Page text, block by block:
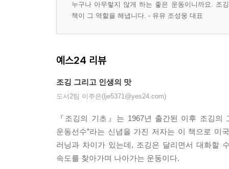
누구나 아무렇지 않게 하는 좋은 운동이니까요. 조
책이 그 역할을 해냅니다. - 유유 조성웅 대표
예스24 리뷰
조깅 그리고 인생의 맛
도서2팀 이주은(lje5371@yes24.com)
『조깅의 기초』는 1967년 출간된 이후 조깅
운동선수”라는 신념을 가진 저자는 이 책으로 미
러닝과 차이가 있는데, 조깅은 달리면서 대화할
속도를 찾아가며 나아가는 운동이다.